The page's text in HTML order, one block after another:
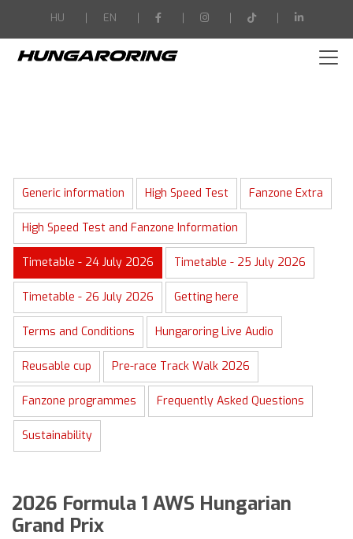
HU EN
Generic information High Speed Test Fanzone Extra
High Speed Test and Fanzone Information
Timetable - 24 July 2026 Timetable - 25 July 2026
Timetable - 26 July 2026 Getting here
Terms and Conditions Hungaroring Live Audio
Reusable cup Pre-race Track Walk 2026
Fanzone programmes Frequently Asked Questions
Sustainability
2026 Formula 1 AWS Hungarian
Grand Prix